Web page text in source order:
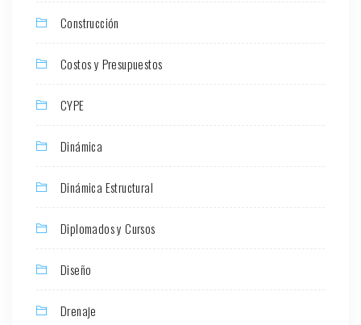
Construcción
Costos y Presupuestos
CYPE
Dinámica
Dinámica Estructural
Diplomados y Cursos
Diseño
Drenaje